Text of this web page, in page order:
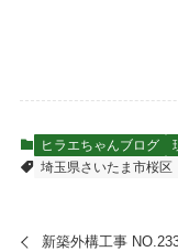
ヒラエちゃんブログ
埼玉県さいたま市桜
新築外構工事